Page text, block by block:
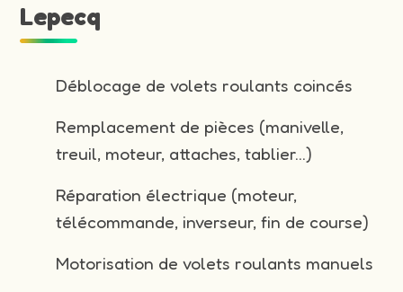
Lepecq
Déblocage de volets roulants coincés
Remplacement de pièces (manivelle,
treuil, moteur, attaches, tablier…)
Réparation électrique (moteur,
télécommande, inverseur, fin de course)
Motorisation de volets roulants manuels